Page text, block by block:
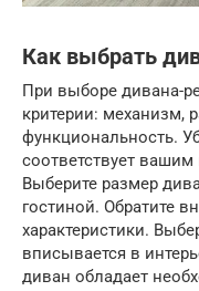
Как выбрать
При выборе дивана-
критерии: механизм,
функциональность.
соответствует
Выберите размер
гостиной. Обратите
характеристики.
вписывается в
диван обладает